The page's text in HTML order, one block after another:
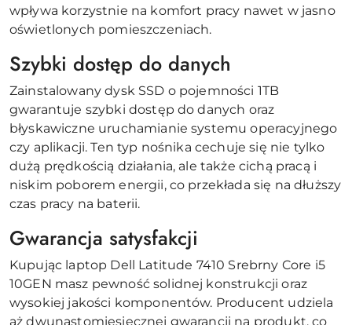
wpływa korzystnie na komfort pracy nawet w jasno
oświetlonych pomieszczeniach.
Szybki dostęp do danych
Zainstalowany dysk SSD o pojemności 1TB
gwarantuje szybki dostęp do danych oraz
błyskawiczne uruchamianie systemu operacyjnego
czy aplikacji. Ten typ nośnika cechuje się nie tylko
dużą prędkością działania, ale także cichą pracą i
niskim poborem energii, co przekłada się na dłuższy
czas pracy na baterii.
Gwarancja satysfakcji
Kupując laptop Dell Latitude 7410 Srebrny Core i5
10GEN masz pewność solidnej konstrukcji oraz
wysokiej jakości komponentów. Producent udziela
aż dwunastomiesięcznej gwarancji na produkt, co